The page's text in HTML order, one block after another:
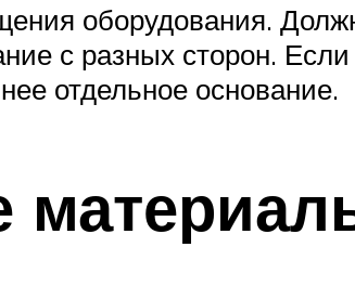
оборудования.
с разных сторон. Если
отдельное основание.